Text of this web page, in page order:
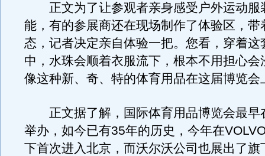
正文为了让参观者亲身感受户外运动服
能，有的参展商还在现场制作了体验区，带
态，记者决定亲自体验一把。您看，穿着这
中，水珠会顺着衣服流下，根本不用担心会
像这种新、奇、特的体育用品在这届博览会
正文据了解，国际体育用品博览会最早
举办，如今已有35年的历史，今年在
下首次进入北京，而沃尔沃公司也展出了旗